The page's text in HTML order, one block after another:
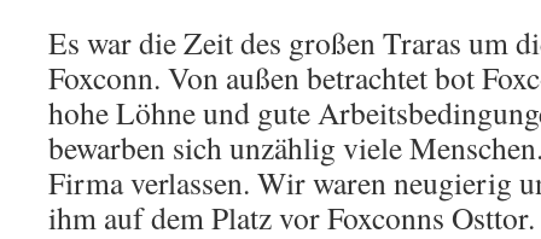
Es war die Zeit des großen Traras um
Foxconn. Von außen betrachtet bot
hohe Löhne und gute
bewarben sich unzählig viele
Firma verlassen. Wir waren neugierig
ihm auf dem Platz vor Foxconns Osttor.